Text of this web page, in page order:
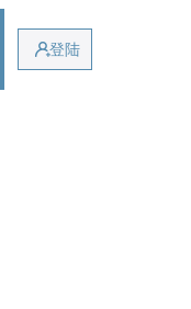
登陆